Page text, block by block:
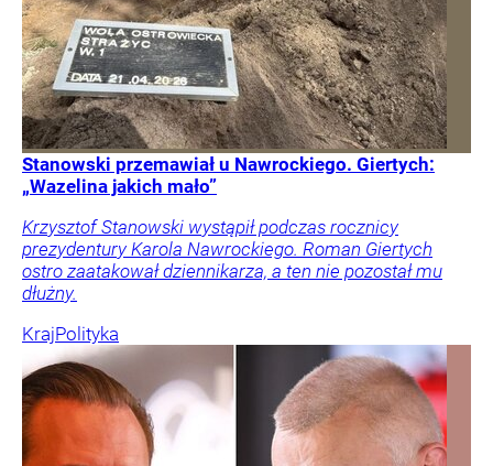
Stanowski przemawiał u Nawrockiego. Giertych:
„Wazelina jakich mało”
Krzysztof Stanowski wystąpił podczas rocznicy
prezydentury Karola Nawrockiego. Roman Giertych
ostro zaatakował dziennikarza, a ten nie pozostał mu
dłużny.
KrajPolityka